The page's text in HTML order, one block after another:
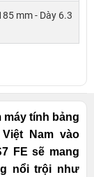
mm - Dày 6.3
máy tính bảng
Nam vào
FE sẽ mang
nổi trội như